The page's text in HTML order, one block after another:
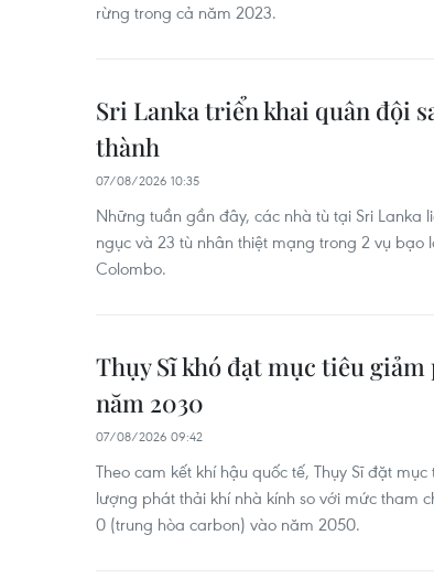
rừng trong cả năm 2023.
Sri Lanka triển khai quân đội
thành
07/08/2026 10:35
Những tuần gần đây, các nhà tù tại Sri Lanka
ngục và 23 tù nhân thiệt mạng trong 2 vụ
Colombo.
Thụy Sĩ khó đạt mục tiêu
năm 2030
07/08/2026 09:42
Theo cam kết khí hậu quốc tế, Thụy Sĩ đặt
lượng phát thải khí nhà kính so với mức tham
0 (trung hòa carbon) vào năm 2050.